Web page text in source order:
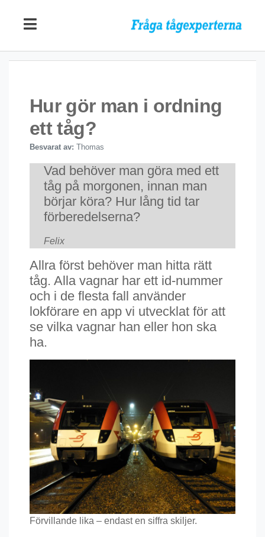
Hur gör man i ordning
ett tåg?
Besvarat av: Thomas
Vad behöver man göra med ett
tåg på morgonen, innan man
börjar köra? Hur lång tid tar
förberedelserna?
Felix
Allra först behöver man hitta rätt
tåg. Alla vagnar har ett id-nummer
och i de flesta fall använder
lokförare en app vi utvecklat för att
se vilka vagnar han eller hon ska
ha.
Förvillande lika – endast en siffra skiljer.